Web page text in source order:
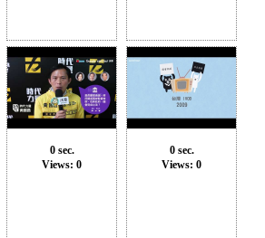
0 sec.
Views: 0
0 sec.
Views: 0